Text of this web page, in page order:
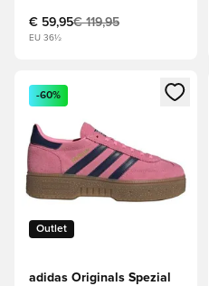
€ 59,95€ 119,95
EU 36½
Opent een venster om in te
Outlet
-60%
adidas Originals Spezial